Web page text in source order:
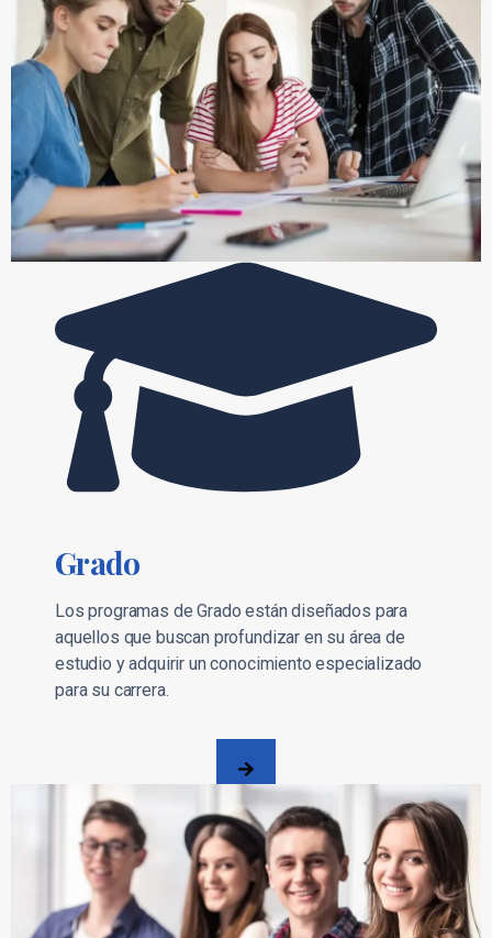
Grado
Los programas de Grado están diseñados para
aquellos que buscan profundizar en su área de
estudio y adquirir un conocimiento especializado
para su carrera.